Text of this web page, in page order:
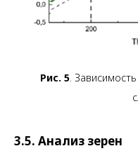
Рис. 5 .
3.5. Анализ зерен